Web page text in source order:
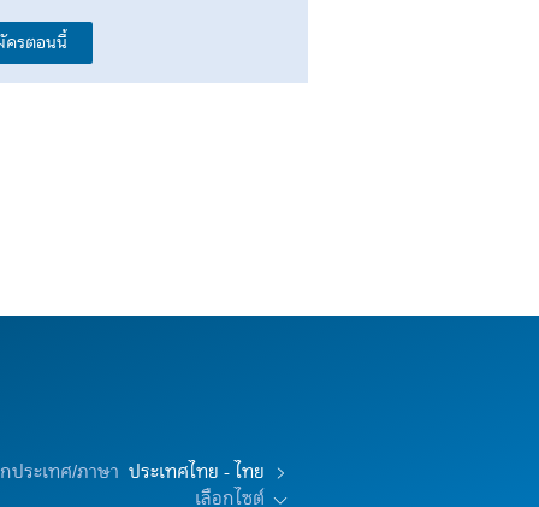
ครตอนนี้
ประเทศ/ภาษา ประเทศไทย - ไทย
เลือกไซต์